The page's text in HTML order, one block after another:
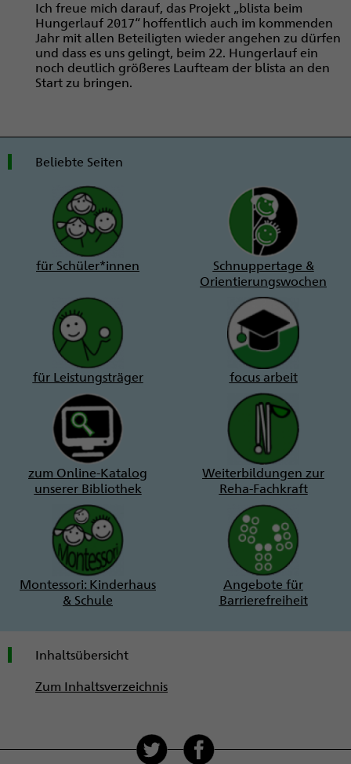
Ich freue mich darauf, das Projekt „blista beim
Hungerlauf 2017“ hoffentlich auch im kommenden
Jahr mit allen Beteiligten wieder angehen zu dürfen
und dass es uns gelingt, beim 22. Hungerlauf ein
noch deutlich größeres Laufteam der blista an den
Start zu bringen.
Beliebte Seiten
für Schüler*innen
Schnuppertage &
Orientierungswochen
für Leistungsträger focus arbeit
zum Online-Katalog
unserer Bibliothek
Weiterbildungen zur
Reha-Fachkraft
Montessori: Kinderhaus
& Schule
Angebote für
Barrierefreiheit
Inhaltsübersicht
Zum Inhaltsverzeichnis